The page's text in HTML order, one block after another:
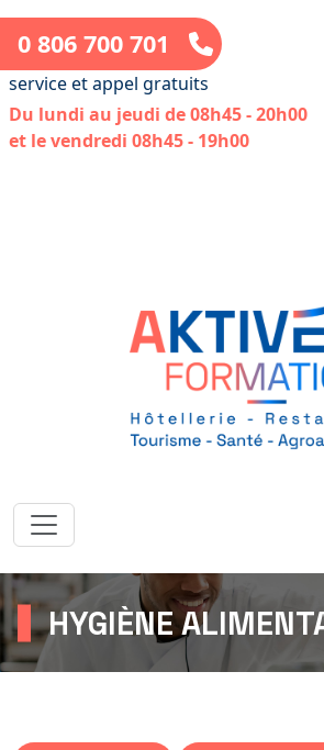
0 806 700 701
service et appel gratuits
Du lundi au jeudi de 08h45 - 20h00
et le vendredi 08h45 - 19h00
HYGIÈNE